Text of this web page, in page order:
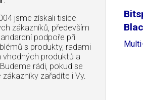
jsme získali tisíce
zákazníků, především
podpoře při
s produkty, radami
vhodných produktů a
rádi, pokud se
zařadíte i Vy.